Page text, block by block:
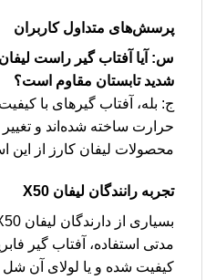
پرسش‌های متداول کاربران
شدید تابستان مقاوم است؟
ج: بله، آفتاب گیرهای با
حرارت ساخته شده‌اند و
محصولات لیفان کارز از این
تجربه رانندگان لیفان X50
مدتی استفاده، آفتاب گیر
کیفیت شده و یا لولای آن